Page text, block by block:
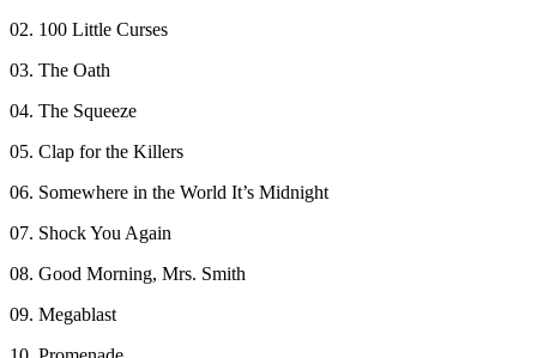
02. 100 Little Curses
03. The Oath
04. The Squeeze
05. Clap for the Killers
06. Somewhere in the World It’s Midnight
07. Shock You Again
08. Good Morning, Mrs. Smith
09. Megablast